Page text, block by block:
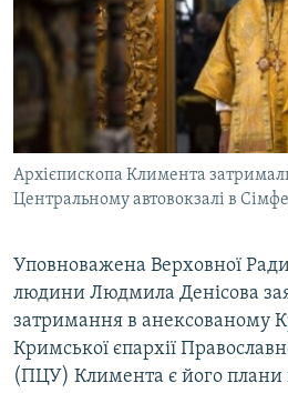
ФОТО
СПЕЦПРОЄКТИ
ПОДКАСТИ
КРИМ РЕАЛІЇ
РУС
КТАТ
ДОЛУЧАЙСЯ!
Архієпископа Климента
Центральному автовокзалі в
Уповноважена Верховної
людини Людмила Денісова
затримання в анексованому
Кримської єпархії
(ПЦУ) Климента є його плани